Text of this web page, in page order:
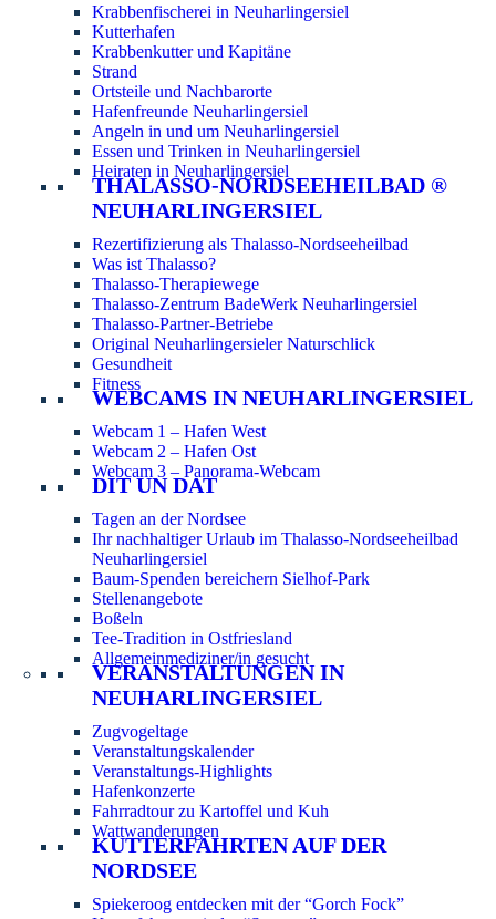
Krabbenfischerei in Neuharlingersiel
Kutterhafen
Krabbenkutter und Kapitäne
Strand
Ortsteile und Nachbarorte
Hafenfreunde Neuharlingersiel
Angeln in und um Neuharlingersiel
Essen und Trinken in Neuharlingersiel
Heiraten in Neuharlingersiel
THALASSO-NORDSEEHEILBAD ®
NEUHARLINGERSIEL
Rezertifizierung als Thalasso-Nordseeheilbad
Was ist Thalasso?
Thalasso-Therapiewege
Thalasso-Zentrum BadeWerk Neuharlingersiel
Thalasso-Partner-Betriebe
Original Neuharlingersieler Naturschlick
Gesundheit
Fitness
WEBCAMS IN NEUHARLINGERSIEL
Webcam 1 – Hafen West
Webcam 2 – Hafen Ost
Webcam 3 – Panorama-Webcam
DIT UN DAT
Tagen an der Nordsee
Ihr nachhaltiger Urlaub im Thalasso-Nordseeheilbad
Neuharlingersiel
Baum-Spenden bereichern Sielhof-Park
Stellenangebote
Boßeln
Tee-Tradition in Ostfriesland
Allgemeinmediziner/in gesucht
VERANSTALTUNGEN IN
NEUHARLINGERSIEL
Zugvogeltage
Veranstaltungskalender
Veranstaltungs-Highlights
Hafenkonzerte
Fahrradtour zu Kartoffel und Kuh
Wattwanderungen
KUTTERFAHRTEN AUF DER
NORDSEE
Spiekeroog entdecken mit der “Gorch Fock”